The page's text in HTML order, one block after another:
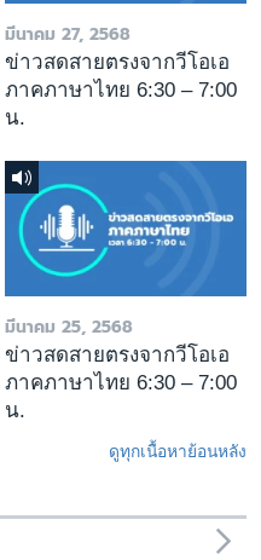
มีนาคม 27, 2568
ข่าวสดสายตรงจากวีโอเอ
ภาคภาษาไทย 6:30 – 7:00
น.
มีนาคม 25, 2568
ข่าวสดสายตรงจากวีโอเอ
ภาคภาษาไทย 6:30 – 7:00
น.
ดูทุกเนื้อหาย้อนหลัง